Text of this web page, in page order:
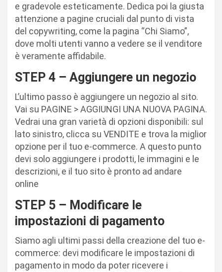
e gradevole esteticamente. Dedica poi la giusta
attenzione a pagine cruciali dal punto di vista
del copywriting, come la pagina “Chi Siamo”,
dove molti utenti vanno a vedere se il venditore
è veramente affidabile.
STEP 4 – Aggiungere un negozio
L’ultimo passo è aggiungere un negozio al sito.
Vai su PAGINE > AGGIUNGI UNA NUOVA PAGINA.
Vedrai una gran varietà di opzioni disponibili: sul
lato sinistro, clicca su VENDITE e trova la miglior
opzione per il tuo e-commerce. A questo punto
devi solo aggiungere i prodotti, le immagini e le
descrizioni, e il tuo sito è pronto ad andare
online
STEP 5 – Modificare le
impostazioni di pagamento
Siamo agli ultimi passi della creazione del tuo e-
commerce: devi modificare le impostazioni di
pagamento in modo da poter ricevere i